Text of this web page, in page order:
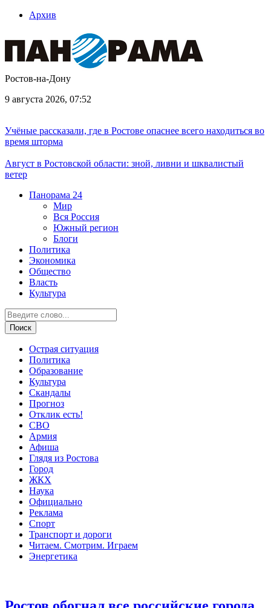
Архив
Ростов-на-Дону
9 августа 2026, 07:52
Учёные рассказали, где в Ростове опаснее всего находиться во
время шторма
Август в Ростовской области: зной, ливни и шквалистый
ветер
Панорама 24
Мир
Вся Россия
Южный регион
Блоги
Политика
Экономика
Общество
Власть
Культура
Острая ситуация
Политика
Образование
Культура
Скандалы
Прогноз
Отклик есть!
СВО
Армия
Афиша
Глядя из Ростова
Город
ЖКХ
Наука
Официально
Реклама
Спорт
Транспорт и дороги
Читаем. Смотрим. Играем
Энергетика